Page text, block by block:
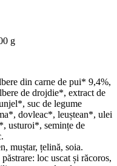
g
din carne de pui* 9,4%,
de drojdie*, extract de
suc de legume
dovleac*, leuștean*, ulei
usturoi*, semințe de
muștar, țelină, soia.
loc uscat și răcoros,